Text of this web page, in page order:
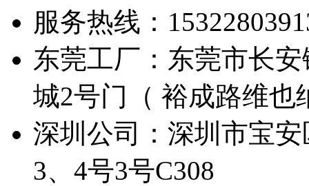
服务热线：
东莞工厂：东莞市长
城2号门（ 裕成路维也
深圳公司：深圳市宝
3、4号3号C308